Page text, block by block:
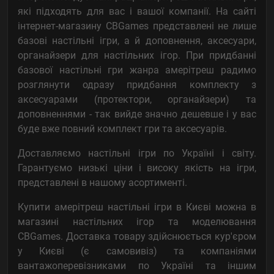
які підходять для вас і вашої компанії. На сайті
інтернет-магазину CBGames представлені не лише
базові настільні ігри, а й доповнення, аксесуари,
органайзери для настільних ігор. При придбанні
базової настільні гри жанра амерітреш радимо
розглянути одразу придбання комплекту з
аксесуарами (протектори, органайзери) та
доповненнями - так вийде значно дешевше і у вас
буде вже повний комплект гри та аксесуарів.
Доставляємо настільні ігри по Україні і світу.
Гарантуємо низькі ціни і високу якість на ігри,
представлені в нашому асортименті.
Купити амерітреш настільні ігри в Києві можна в
магазині настільних ігор та моделювання
CBGames. Доставка товару здійснюється кур'єром
у Києві (є самовивіз) та компаніями
вантажоперевізниками по Україні та іншим